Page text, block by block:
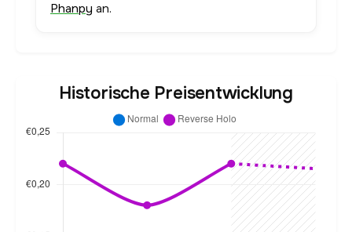
Phanpy an.
Historische Preisentwicklung